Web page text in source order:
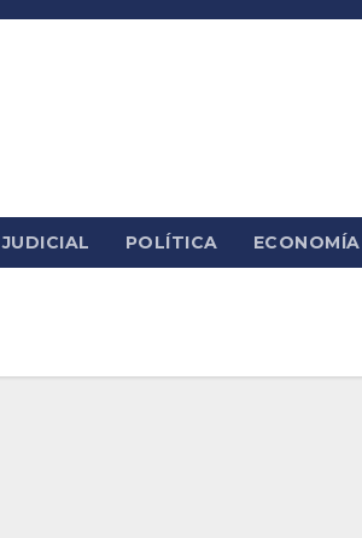
JUDICIAL POLÍTICA ECONOMÍA